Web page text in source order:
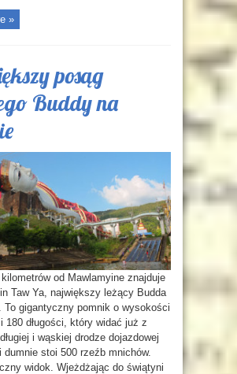
»
posąg
Buddy na
kilometrów od Mawlamyine znajduje
Taw Ya, największy leżący Budda
To gigantyczny pomnik o wysokości
180 długości, który widać już z
i wąskiej drodze dojazdowej
dumnie stoi 500 rzeźb mnichów.
widok. Wjeżdżając do świątyni